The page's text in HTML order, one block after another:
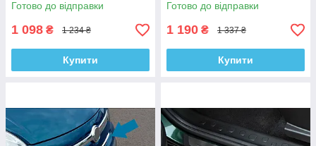
Готово до відправки
1 098 ₴ 1 234 ₴
Купити
Готово до відправки
1 190 ₴ 1 337 ₴
Купити